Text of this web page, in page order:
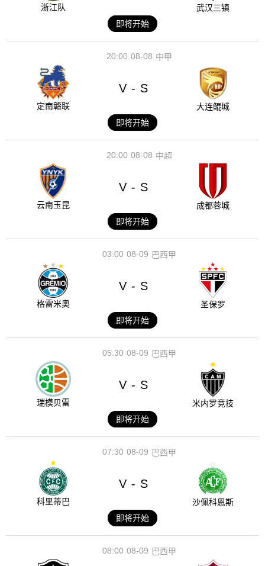
浙江队
武汉三镇
即将开始
08-08
20:00 中甲
定南赣联
V - S
大连鲲城
即将开始
08-08
20:00 中超
云南玉昆
V - S
成都蓉城
即将开始
08-09
03:00 巴西甲
格雷米奥
V - S
圣保罗
即将开始
08-09
05:30 巴西甲
瑞模贝雷
V - S
米内罗竞技
即将开始
08-09
07:30 巴西甲
科里蒂巴
V - S
沙佩科恩斯
即将开始
08-09
08:00 巴西甲